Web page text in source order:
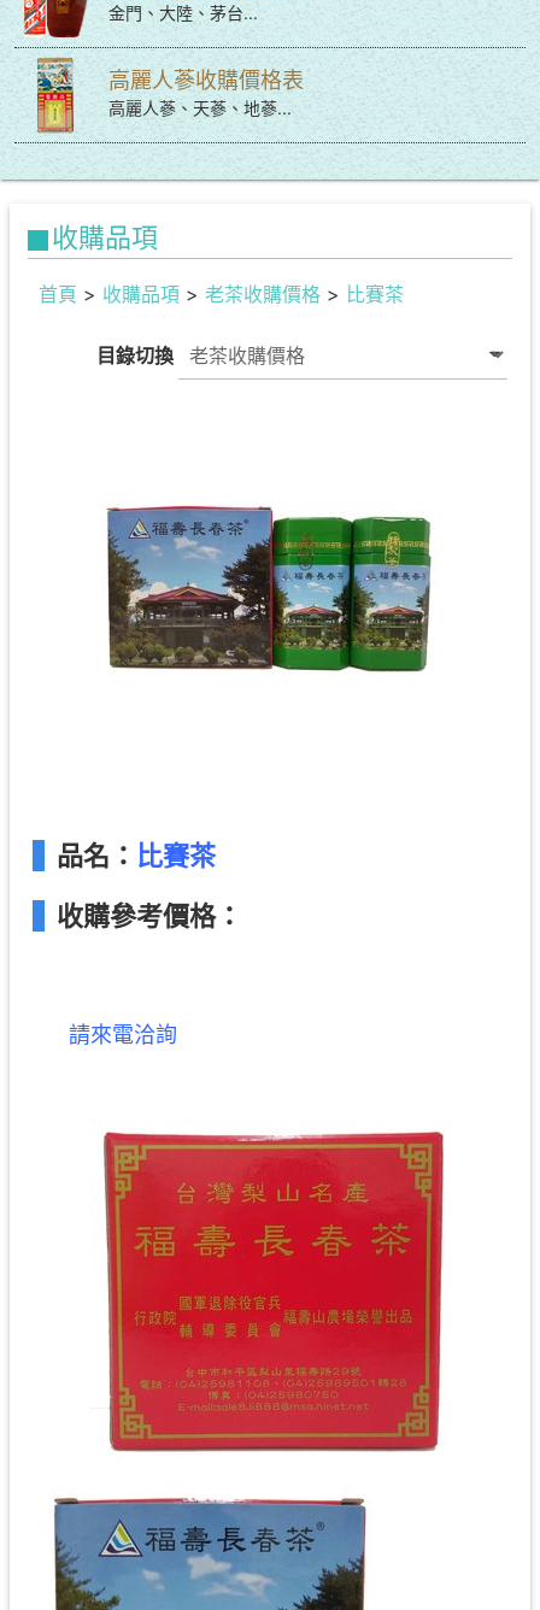
金門、大陸、茅台...
高麗人蔘收購價格表
高麗人蔘、天蔘、地蔘...
收購品項
首頁 > 收購品項 > 老茶收購價格 > 比賽茶
目錄切換
品名： 比賽茶
收購參考價格：
請來電洽詢